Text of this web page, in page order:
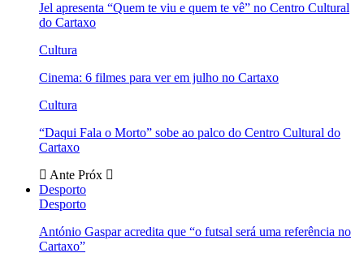
Jel apresenta “Quem te viu e quem te vê” no Centro Cultural
do Cartaxo
Cultura
Cinema: 6 filmes para ver em julho no Cartaxo
Cultura
“Daqui Fala o Morto” sobe ao palco do Centro Cultural do
Cartaxo
Ante Próx
Desporto
Desporto
António Gaspar acredita que “o futsal será uma referência no
Cartaxo”